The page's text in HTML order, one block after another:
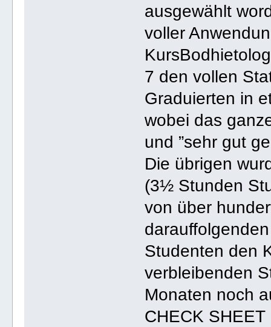
ausgewählt
voller
7 den vollen
Graduierten in
wobei das
und ”sehr gut
Die übrigen
(3½ Stunden
von über
Studenten den
verbleibenden
Monaten noch
CHECK SHEET